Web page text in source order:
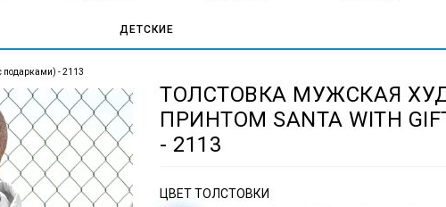
ДЕТСКИЕ
подарками) - 2113
ТОЛСТОВКА МУЖСКАЯ
ПРИНТОМ SANTA WITH
- 2113
ЦВЕТ ТОЛСТОВКИ